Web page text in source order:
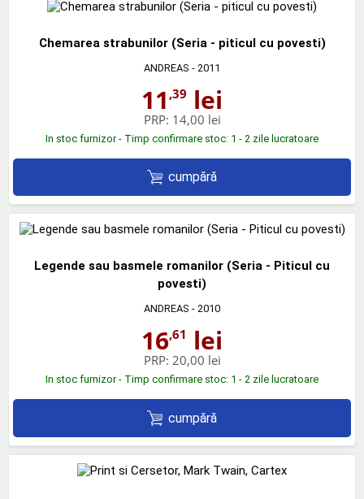
Chemarea strabunilor (Seria - piticul cu povesti)
ANDREAS - 2011
11 ,39 lei
PRP: 14,00 lei
In stoc furnizor - Timp confirmare stoc: 1 - 2 zile lucratoare
cumpără
Legende sau basmele romanilor (Seria - Piticul cu
povesti)
ANDREAS - 2010
16,61 lei
PRP: 20,00 lei
In stoc furnizor - Timp confirmare stoc: 1 - 2 zile lucratoare
cumpără